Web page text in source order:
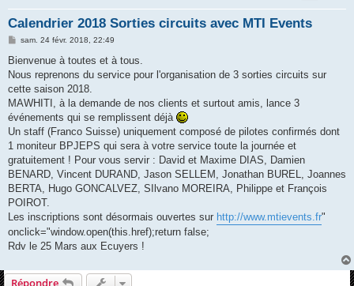
Calendrier 2018 Sorties circuits avec MTI Events
M
s
a
g
sam. 24 févr. 2018, 22:49
Bienvenue à toutes et à tous.
Nous reprenons du service pour l'organisation de 3 sorties circuits sur
cette saison 2018.
MAWHITI, à la demande de nos clients et surtout amis, lance 3
événements qui se remplissent déjà
Un staff (Franco Suisse) uniquement composé de pilotes confirmés dont
1 moniteur BPJEPS qui sera à votre service toute la journée et
gratuitement ! Pour vous servir : David et Maxime DIAS, Damien
BENARD, Vincent DURAND, Jason SELLEM, Jonathan BUREL, Joannes
BERTA, Hugo GONCALVEZ, SIlvano MOREIRA, Philippe et François
POIROT.
Les inscriptions sont désormais ouvertes sur http://www.mtievents.fr"
onclick="window.open(this.href);return false;
Rdv le 25 Mars aux Ecuyers !
Répondre